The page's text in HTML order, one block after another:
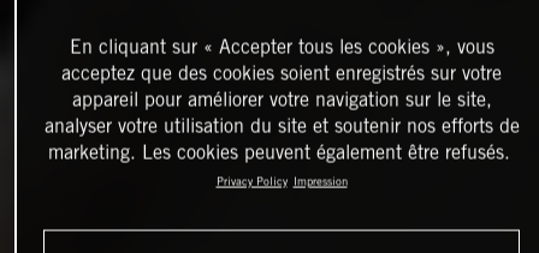
En cliquant sur « Accepter tous les cookies », vous
acceptez que des cookies soient enregistrés sur votre
appareil pour améliorer votre navigation sur le site,
analyser votre utilisation du site et soutenir nos efforts de
marketing. Les cookies peuvent également être refusés.
Privacy Policy Impression